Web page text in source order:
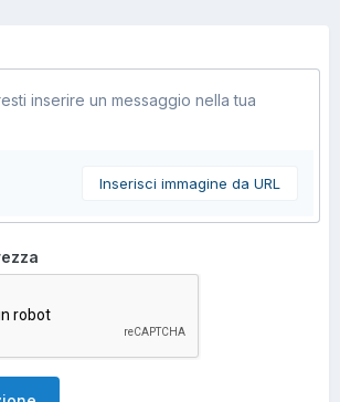
inserire un messaggio nella tua
Inserisci immagine da URL